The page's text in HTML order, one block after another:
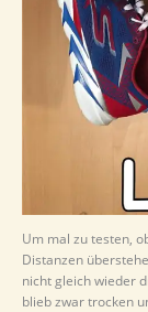
Um mal zu testen,
Distanzen
nicht gleich wieder
blieb zwar trocken